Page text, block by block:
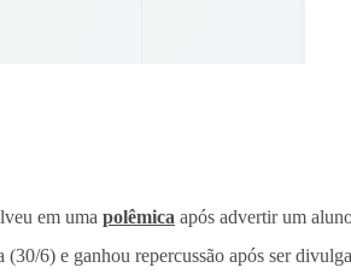
em uma polêmica após advertir um
6) e ganhou repercussão após ser